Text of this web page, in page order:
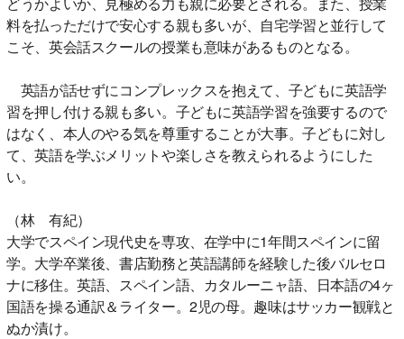
料を払っただけで安心する親も多いが、自宅学習と並行して
こそ、英会話スクールの授業も意味があるものとなる。
英語が話せずにコンプレックスを抱えて、子どもに英語学
習を押し付ける親も多い。子どもに英語学習を強要するので
はなく、本人のやる気を尊重することが大事。子どもに対し
て、英語を学ぶメリットや楽しさを教えられるようにした
い。
（林 有紀）
大学でスペイン現代史を専攻、在学中に1年間スペインに留
学。大学卒業後、書店勤務と英語講師を経験した後バルセロ
ナに移住。英語、スペイン語、カタルーニャ語、日本語の4ヶ
国語を操る通訳＆ライター。2児の母。趣味はサッカー観戦と
ぬか漬け。